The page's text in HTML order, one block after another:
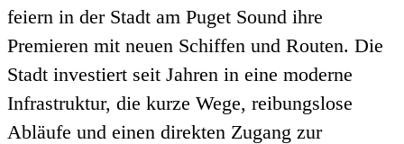
feiern in der Stadt am Puget Sound ihre
Premieren mit neuen Schiffen und Routen. Die
Stadt investiert seit Jahren in eine moderne
Infrastruktur, die kurze Wege, reibungslose
Abläufe und einen direkten Zugang zur